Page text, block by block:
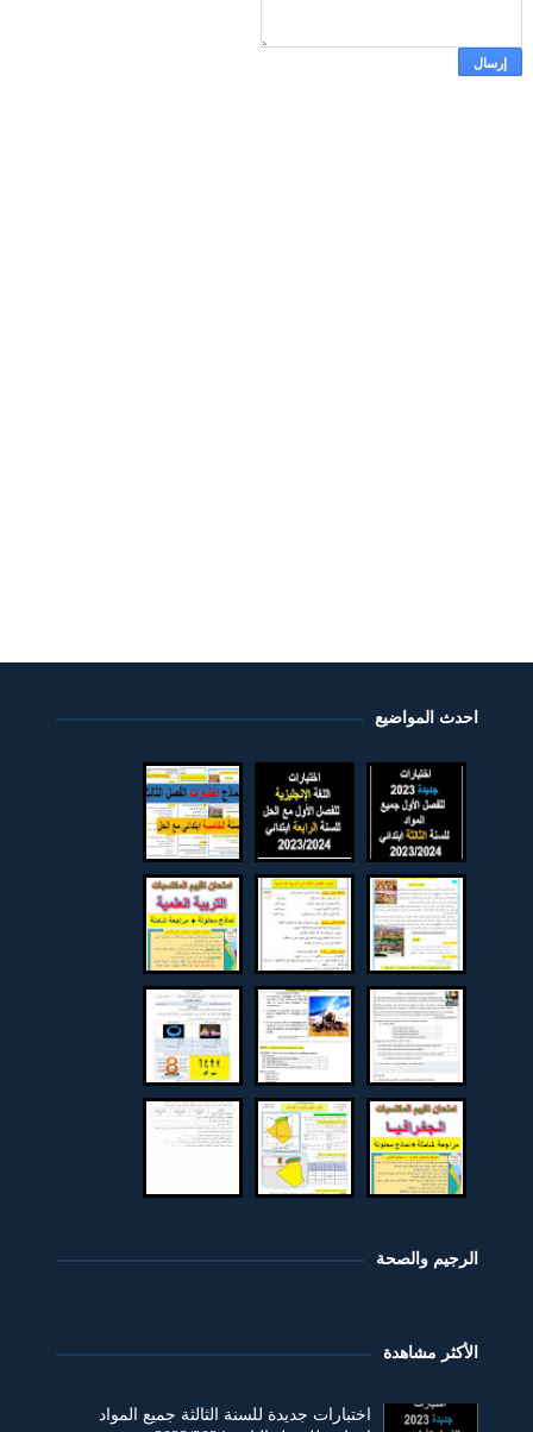
احدث المواضيع
الرجيم والصحة
الأكثر مشاهدة
اختبارات جديدة للسنة الثالثة جميع المواد